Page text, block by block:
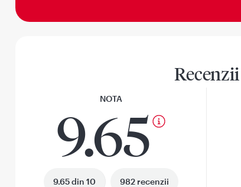
Recenzii
NOTA
9.65
9.65 din 10 982 recenzii